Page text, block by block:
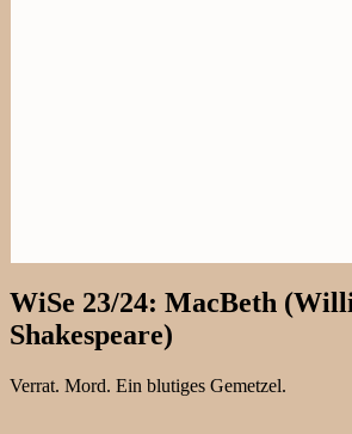
WiSe 23/24: MacBeth
Shakespeare)
Verrat. Mord. Ein blutiges Gemetzel.